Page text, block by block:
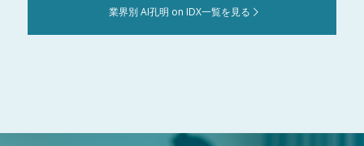
業界別 AI孔明 on IDX一覧を見る